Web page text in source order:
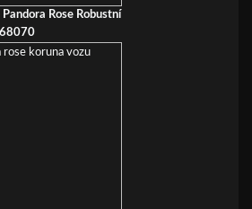
Rose Robustní